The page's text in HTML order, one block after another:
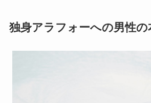
独身アラフォーへの男性の